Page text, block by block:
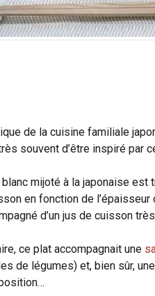
de la cuisine familiale
souvent d’être inspiré par
mijoté à la japonaise est
en fonction de
d’un jus de cuisson
ce plat accompagnait une
de légumes) et, bien sûr, une